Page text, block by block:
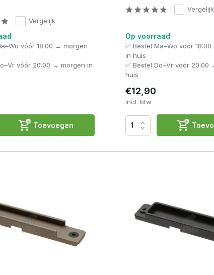
Vergelijk
vóór 18:00 → morgen
vóór 20:00 → morgen in
Toevoegen
Vergelijk
Op voorraad
✅ Bestel Ma–Wo vóór
in huis
✅ Bestel Do–Vr vóór 20:00
huis
€12,90
Incl. btw